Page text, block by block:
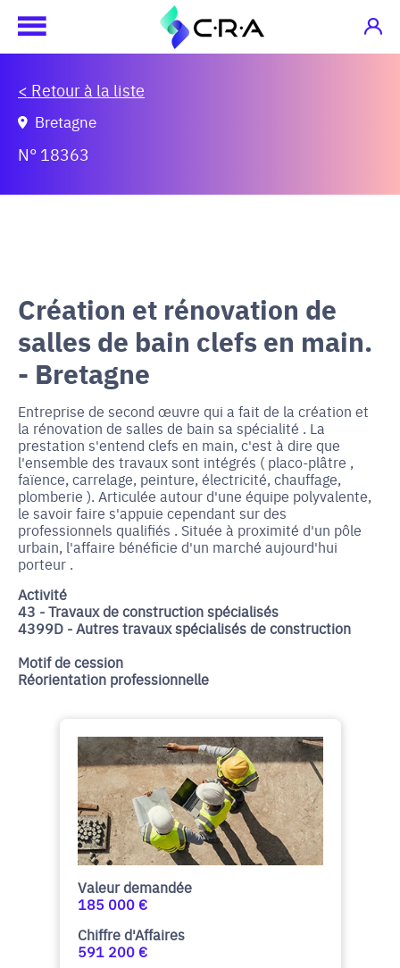
< Retour à la liste
N° 18363
Bretagne
Création et rénovation de
salles de bain clefs en main.
- Bretagne
Entreprise de second œuvre qui a fait de la création et
la rénovation de salles de bain sa spécialité . La
prestation s'entend clefs en main, c'est à dire que
l'ensemble des travaux sont intégrés ( placo-plâtre ,
faïence, carrelage, peinture, électricité, chauffage,
plomberie ). Articulée autour d'une équipe polyvalente,
le savoir faire s'appuie cependant sur des
professionnels qualifiés . Située à proximité d'un pôle
urbain, l'affaire bénéficie d'un marché aujourd'hui
porteur .
Activité
43 - Travaux de construction spécialisés
4399D - Autres travaux spécialisés de construction
Motif de cession
Réorientation professionnelle
Valeur demandée
185 000 €
Chiffre d'Affaires
591 200 €